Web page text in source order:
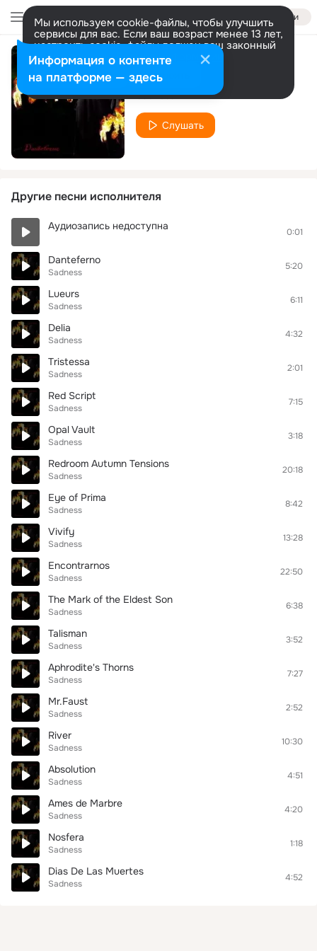
Войти
Мы используем cookie-файлы, чтобы улучшить
сервисы для вас. Если ваш возраст менее 13 лет,
настроить cookie-файлы должен ваш законный
представитель. Больше информации
Разрешить все Настроить
Heretic
Sadness
Слушать
Другие песни исполнителя
Аудиозапись недоступна 0:01
Danteferno
Sadness
5:20
Lueurs
Sadness
6:11
Delia
Sadness
4:32
Tristessa
Sadness
2:01
Red Script
Sadness
7:15
Opal Vault
Sadness
3:18
Redroom Autumn Tensions
Sadness
20:18
Eye of Prima
Sadness
8:42
Vivify
Sadness
13:28
Encontrarnos
Sadness
22:50
The Mark of the Eldest Son
Sadness
6:38
Talisman
Sadness
3:52
Aphrodite's Thorns
Sadness
7:27
Mr.Faust
Sadness
2:52
River
Sadness
10:30
Absolution
Sadness
4:51
Ames de Marbre
Sadness
4:20
Nosfera
Sadness
1:18
Dias De Las Muertes
Sadness
4:52
Информация о контенте
на платформе — здесь